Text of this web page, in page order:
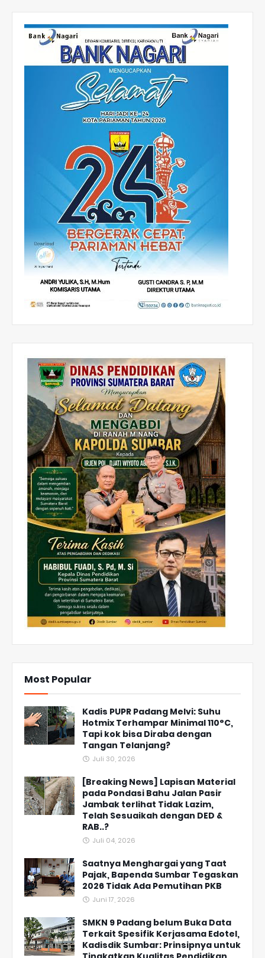
Most Popular
Kadis PUPR Padang Melvi: Suhu
Hotmix Terhampar Minimal 110°C,
Tapi kok bisa Diraba dengan
Tangan Telanjang?
Juli 30, 2026
[Breaking News] Lapisan Material
pada Pondasi Bahu Jalan Pasir
Jambak terlihat Tidak Lazim,
Telah Sesuaikah dengan DED &
RAB..?
Juli 04, 2026
Saatnya Menghargai yang Taat
Pajak, Bapenda Sumbar Tegaskan
2026 Tidak Ada Pemutihan PKB
Juni 17, 2026
SMKN 9 Padang belum Buka Data
Terkait Spesifik Kerjasama Edotel,
Kadisdik Sumbar: Prinsipnya untuk